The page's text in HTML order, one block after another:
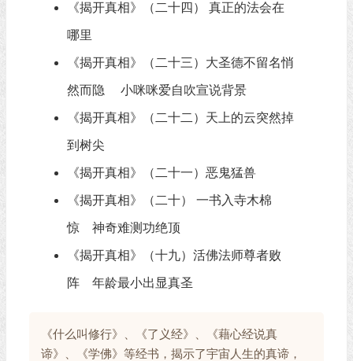
《揭开真相》（二十四） 真正的法会在
哪里
《揭开真相》（二十三）大圣德不留名悄
然而隐 小咪咪爱自吹宣说背景
《揭开真相》（二十二）天上的云突然掉
到树尖
《揭开真相》（二十一）恶鬼猛兽
《揭开真相》（二十） 一书入寺木棉
惊 神奇难测功绝顶
《揭开真相》（十九）活佛法师尊者败
阵 年龄最小出显真圣
《什么叫修行》、《了义经》、《藉心经说真
谛》、《学佛》等经书，揭示了宇宙人生的真谛，